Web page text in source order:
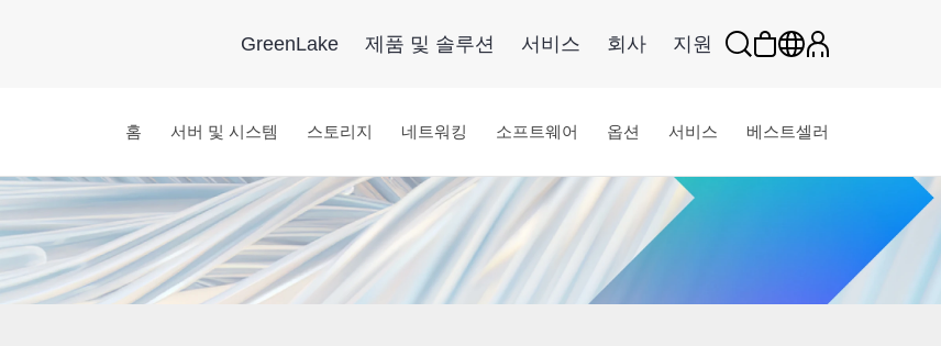
GreenLake 제품 및 솔루션 서비스 회사 지원
홈 서버 및 시스템 스토리지 네트워킹 소프트웨어 옵션 서비스 베스트셀러